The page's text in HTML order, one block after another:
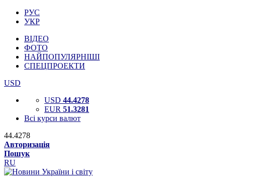
РУС
УКР
ВІДЕО
ФОТО
НАЙПОПУЛЯРНІШІ
СПЕЦПРОЕКТИ
USD
USD 44.4278
EUR 51.3281
Всі курси валют
44.4278
Авторизація
Пошук
RU